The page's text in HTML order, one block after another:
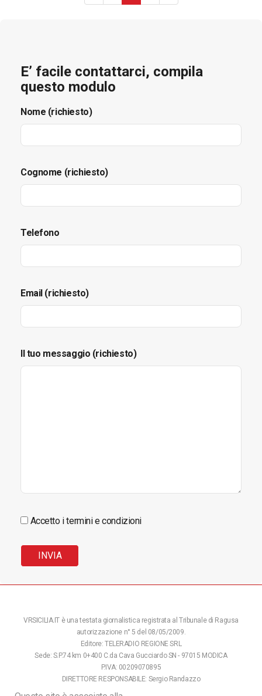
E’ facile contattarci, compila
questo modulo
Nome (richiesto)
Cognome (richiesto)
Telefono
Email (richiesto)
Il tuo messaggio (richiesto)
Accetto i termini e condizioni
VRSICILIA.IT è una testata giornalistica registrata al Tribunale di Ragusa
autorizzazione n° 5 del 08/05/2009.
Editore: TELERADIO REGIONE SRL
Sede: S.P.74 km 0+400 C.da Cava Gucciardo SN - 97015 MODICA
P.IVA: 00209070895
DIRETTORE RESPONSABILE: Sergio Randazzo